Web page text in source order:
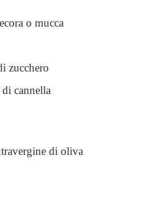
o mucca
zucchero
cannella
di oliva